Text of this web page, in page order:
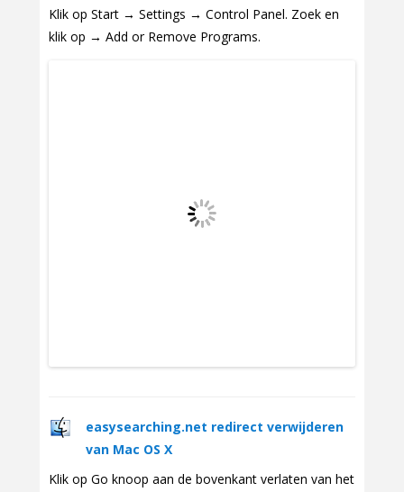
Klik op Start → Settings → Control Panel. Zoek en
klik op → Add or Remove Programs.
easysearching.net redirect verwijderen
van Mac OS X
Klik op Go knoop aan de bovenkant verlaten van het